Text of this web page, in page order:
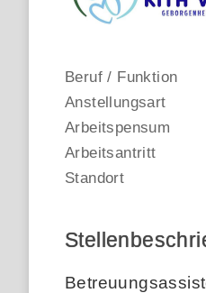
Beruf / Funktion
Anstellungsart
Arbeitspensum
Arbeitsantritt
Standort